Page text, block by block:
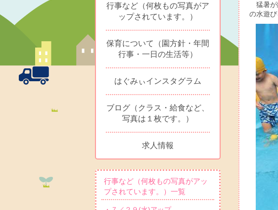
行事など（何枚もの写真がア
ップされています。）
保育について（園方針・年間
行事・一日の生活等）
はぐみぃインスタグラム
ブログ（クラス・給食など、
写真は１枚です。）
求人情報
行事など（何枚もの写真がアッ
プされています。）一覧
猛暑が
の水遊